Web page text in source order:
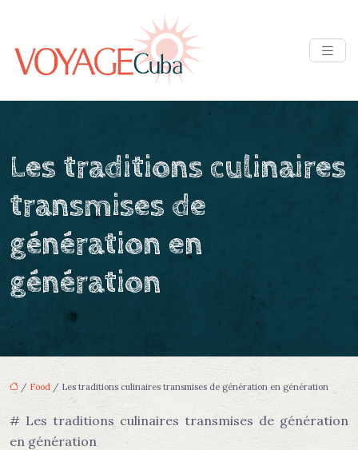
Les traditions culinaires
transmises de
génération en
génération
/ Food / Les traditions culinaires transmises de génération en génération
# Les traditions culinaires transmises de génération
en génération